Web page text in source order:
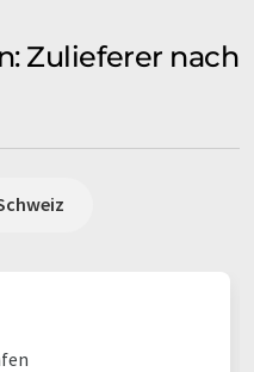
Zulieferer nach